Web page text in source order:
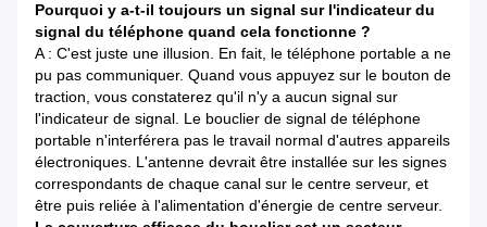
Pourquoi y a-t-il toujours un signal sur l'indicateur du
signal du téléphone quand cela fonctionne ?
A : C'est juste une illusion. En fait, le téléphone portable a ne
pu pas communiquer. Quand vous appuyez sur le bouton de
traction, vous constaterez qu'il n'y a aucun signal sur
l'indicateur de signal. Le bouclier de signal de téléphone
portable n'interférera pas le travail normal d'autres appareils
électroniques. L'antenne devrait être installée sur les signes
correspondants de chaque canal sur le centre serveur, et
être puis reliée à l'alimentation d'énergie de centre serveur.